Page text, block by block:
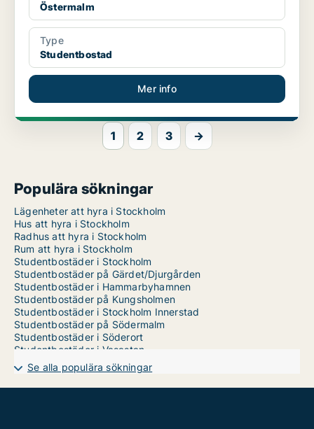
Östermalm
Type
Studentbostad
Mer info
1 2 3 →
Populära sökningar
Lägenheter att hyra i Stockholm
Hus att hyra i Stockholm
Radhus att hyra i Stockholm
Rum att hyra i Stockholm
Studentbostäder i Stockholm
Studentbostäder på Gärdet/Djurgården
Studentbostäder i Hammarbyhamnen
Studentbostäder på Kungsholmen
Studentbostäder i Stockholm Innerstad
Studentbostäder på Södermalm
Studentbostäder i Söderort
Studentbostäder i Vasastan
Studentbostäder i Västerort
Studentbostäder på Östermalm
Se alla populära sökningar